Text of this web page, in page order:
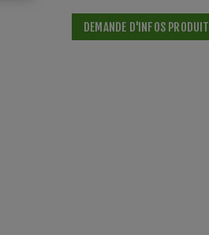
DEMANDE D'INFOS PRODUIT